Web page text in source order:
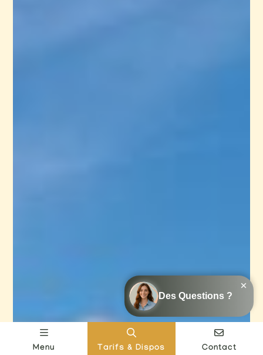
Menu Tarifs & Dispos Contact